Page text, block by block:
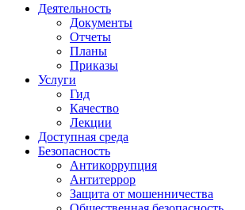
Деятельность
Документы
Отчеты
Планы
Приказы
Услуги
Гид
Качество
Лекции
Доступная среда
Безопасность
Антикоррупция
Антитеррор
Защита от мошенничества